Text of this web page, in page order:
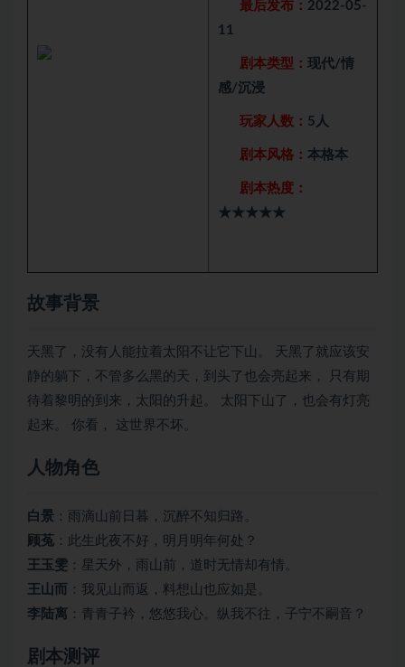
最后发布： 2022-05-
11
剧本类型： 现代/情
感/沉浸
玩家人数： 5人
剧本风格： 本格本
剧本热度：
★★★★★
故事背景
天黑了，没有人能拉着太阳不让它下山。 天黑了就应该安
静的躺下，不管多么黑的天，到头了也会亮起来， 只有期
待着黎明的到来，太阳的升起。 太阳下山了，也会有灯亮
起来。 你看， 这世界不坏。
人物角色
白景 ：雨滴山前日暮，沉醉不知归路。
顾菟 ：此生此夜不好，明月明年何处？
王玉雯 ：星天外，雨山前，道时无情却有情。
王山而 ：我见山而返，料想山也应如是。
李陆离 ：青青子衿，悠悠我心。纵我不往，子宁不嗣音？
剧本测评